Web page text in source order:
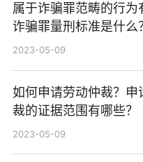
属于诈骗罪范畴的行为
诈骗罪量刑标准是什么
刑是多少？
2023-05-09
如何申请劳动仲裁？申
裁的证据范围有哪些？
2023-05-09